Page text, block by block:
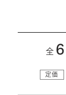
全 6
定価